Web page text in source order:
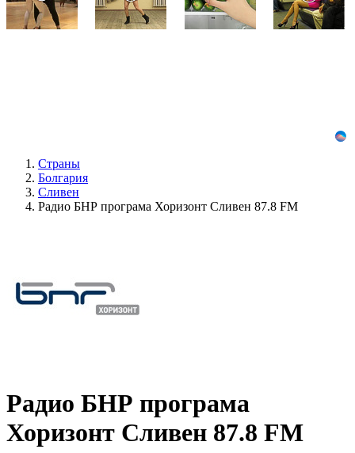
секунд,
но
вы
будете
огурцы
Страны
Болгария
Сливен
Радио БНР програма Хоризонт Сливен 87.8 FM
Радио БНР програма
Хоризонт Сливен 87.8 FM